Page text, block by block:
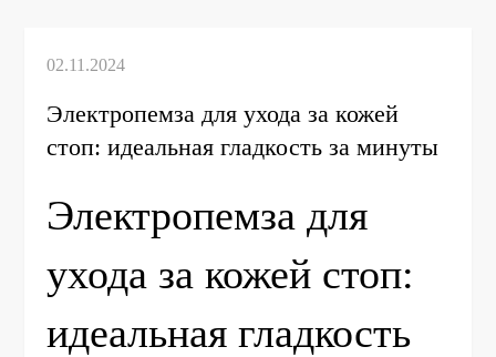
Электропемза для ухода за кожей
стоп: идеальная гладкость за минуты
Электропемза для
ухода за кожей стоп:
идеальная гладкость